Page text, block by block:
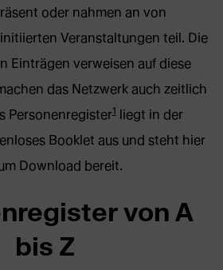
oder nahmen an von
Veranstaltungen teil. Die
Einträgen verweisen auf diese
das Netzwerk auch zeitlich
Personenregister1liegt in der
Booklet aus und steht hier
Download bereit.
von A
bis Z